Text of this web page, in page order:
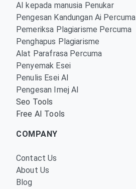
AI kepada manusia Penukar
Pengesan Kandungan Ai Percuma
Pemeriksa Plagiarisme Percuma
Penghapus Plagiarisme
Alat Parafrasa Percuma
Penyemak Esei
Penulis Esei AI
Pengesan Imej AI
Seo Tools
Free AI Tools
COMPANY
Contact Us
About Us
Blog